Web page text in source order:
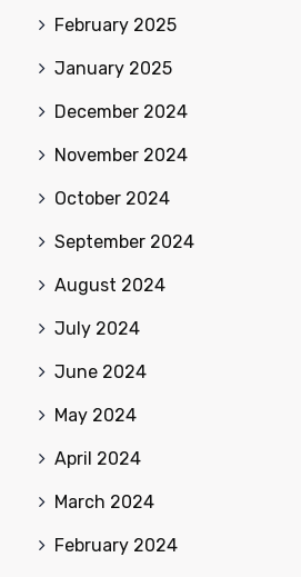
February 2025
January 2025
December 2024
November 2024
October 2024
September 2024
August 2024
July 2024
June 2024
May 2024
April 2024
March 2024
February 2024